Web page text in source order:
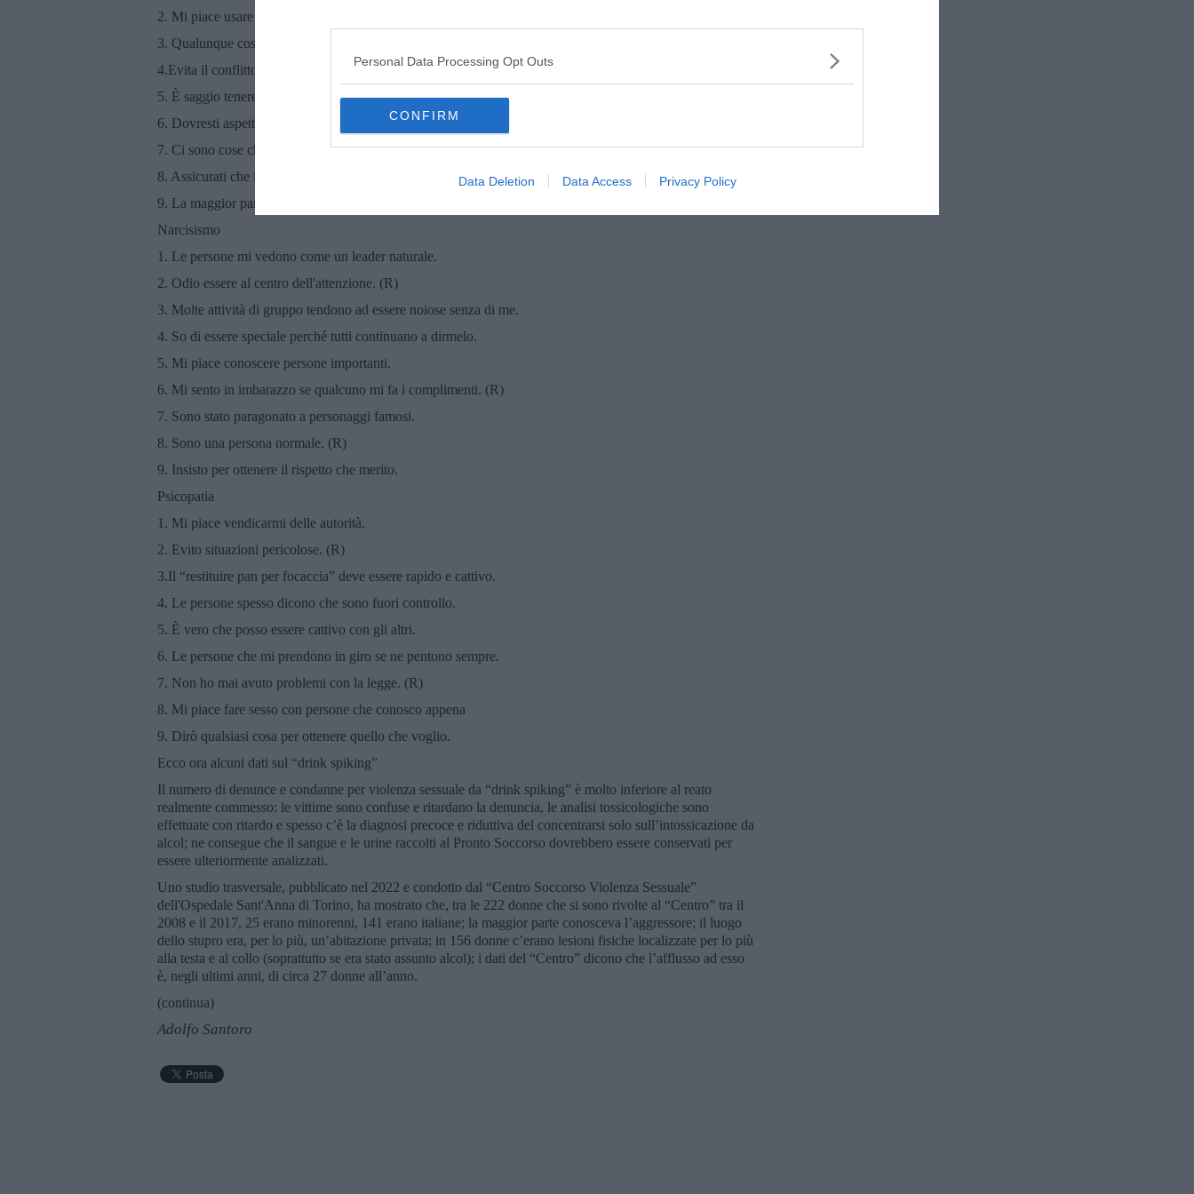
Personal Data Processing Opt Outs
CONFIRM
Data Deletion Data Access Privacy Policy
2. Mi piace usare la manipolazione intelligente per ottenere ciò che voglio.
3. Qualunque cosa serva, devi portare le persone importanti dalla tua parte.
4.Evita il conflitto diretto con gli altri perché potrebbero essere utili in futuro.
5. È saggio tenere traccia delle informazioni che puoi usare contro le persone in seguito.
6. Dovresti aspettare il momento giusto per rispondere alle persone.
7. Ci sono cose che dovresti nascondere agli altri per preservare la tua reputazione.
8. Assicurati che i tuoi piani avvantaggino te stesso, non gli altri.
9. La maggior parte delle persone può essere manipolata.
Narcisismo
1. Le persone mi vedono come un leader naturale.
2. Odio essere al centro dell'attenzione. (R)
3. Molte attività di gruppo tendono ad essere noiose senza di me.
4. So di essere speciale perché tutti continuano a dirmelo.
5. Mi piace conoscere persone importanti.
6. Mi sento in imbarazzo se qualcuno mi fa i complimenti. (R)
7. Sono stato paragonato a personaggi famosi.
8. Sono una persona normale. (R)
9. Insisto per ottenere il rispetto che merito.
Psicopatia
1. Mi piace vendicarmi delle autorità.
2. Evito situazioni pericolose. (R)
3.Il “restituire pan per focaccia” deve essere rapido e cattivo.
4. Le persone spesso dicono che sono fuori controllo.
5. È vero che posso essere cattivo con gli altri.
6. Le persone che mi prendono in giro se ne pentono sempre.
7. Non ho mai avuto problemi con la legge. (R)
8. Mi piace fare sesso con persone che conosco appena
9. Dirò qualsiasi cosa per ottenere quello che voglio.
Ecco ora alcuni dati sul “drink spiking”
Il numero di denunce e condanne per violenza sessuale da “drink spiking” è molto inferiore al reato
realmente commesso: le vittime sono confuse e ritardano la denuncia, le analisi tossicologiche sono
effettuate con ritardo e spesso c’è la diagnosi precoce e riduttiva del concentrarsi solo sull’intossicazione da
alcol; ne consegue che il sangue e le urine raccolti al Pronto Soccorso dovrebbero essere conservati per
essere ulteriormente analizzati.
Uno studio trasversale, pubblicato nel 2022 e condotto dal “Centro Soccorso Violenza Sessuale”
dell'Ospedale Sant'Anna di Torino, ha mostrato che, tra le 222 donne che si sono rivolte al “Centro” tra il
2008 e il 2017, 25 erano minorenni, 141 erano italiane; la maggior parte conosceva l’aggressore; il luogo
dello stupro era, per lo più, un’abitazione privata; in 156 donne c’erano lesioni fisiche localizzate per lo più
alla testa e al collo (soprattutto se era stato assunto alcol); i dati del “Centro” dicono che l’afflusso ad esso
è, negli ultimi anni, di circa 27 donne all’anno.
(continua)
Adolfo Santoro